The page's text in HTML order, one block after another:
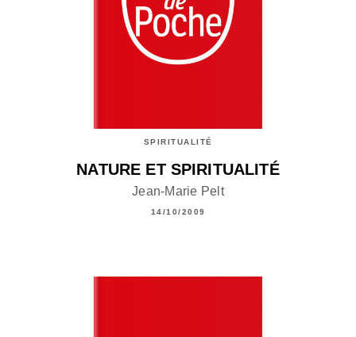
SPIRITUALITÉ
NATURE ET SPIRITUALITÉ
Jean-Marie Pelt
14/10/2009